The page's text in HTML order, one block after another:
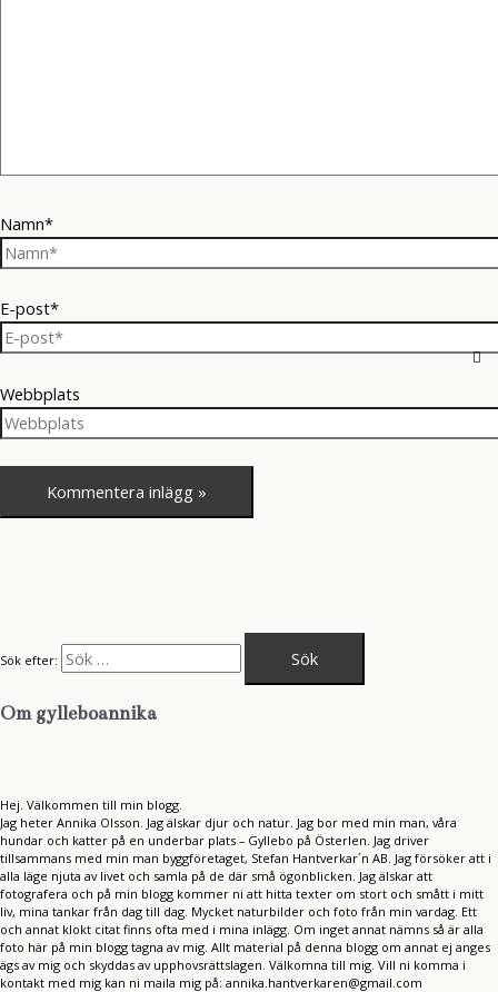
Namn*
E-post*
Webbplats
Sök efter:
Om gylleboannika
Hej. Välkommen till min blogg.
Jag heter Annika Olsson. Jag älskar djur och natur. Jag bor med min man, våra
hundar och katter på en underbar plats – Gyllebo på Österlen. Jag driver
tillsammans med min man byggföretaget, Stefan Hantverkar´n AB. Jag försöker att i
alla läge njuta av livet och samla på de där små ögonblicken. Jag älskar att
fotografera och på min blogg kommer ni att hitta texter om stort och smått i mitt
liv, mina tankar från dag till dag. Mycket naturbilder och foto från min vardag. Ett
och annat klokt citat finns ofta med i mina inlägg. Om inget annat nämns så är alla
foto här på min blogg tagna av mig. Allt material på denna blogg om annat ej anges
ägs av mig och skyddas av upphovsrättslagen. Välkomna till mig. Vill ni komma i
kontakt med mig kan ni maila mig på: annika.hantverkaren@gmail.com